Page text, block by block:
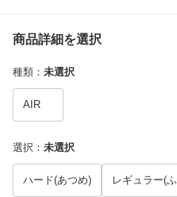
商品詳細を選択
種類 ： 未選択
AIR
選択 ： 未選択
ハード(あつめ) レギュラー(